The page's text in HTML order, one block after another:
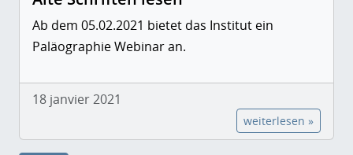
Ab dem 05.02.2021 bietet das Institut ein
Paläographie Webinar an.
18 janvier 2021
weiterlesen »